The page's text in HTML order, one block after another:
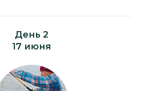
День 2
17 июня